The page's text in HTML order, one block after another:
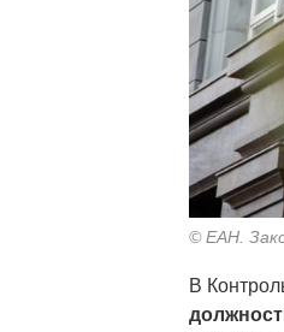
© ЕАН.
В